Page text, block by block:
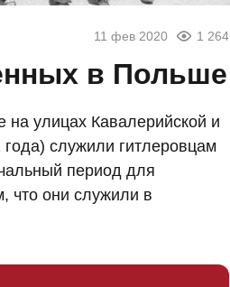
11 фев 2020 1 264
в Польше
на улицах Кавалерийской и
служили гитлеровцам
период для
что они служили в